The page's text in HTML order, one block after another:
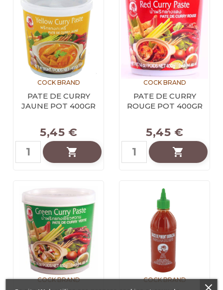
COCK BRAND
PATE DE CURRY
JAUNE POT 400GR
5,45 €

COCK BRAND
PATE DE CURRY
ROUGE POT 400GR
5,45 €

COCK BRAND COCK BRAND